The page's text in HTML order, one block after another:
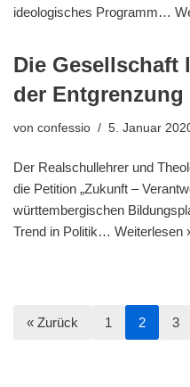
ideologisches Programm…
Die
der Entgrenzung
von confessio 5. Januar
Der Realschullehrer und
die Petition „Zukunft –
württembergischen
Trend in Politik… Weiterlesen
« Zurück 1 2 3